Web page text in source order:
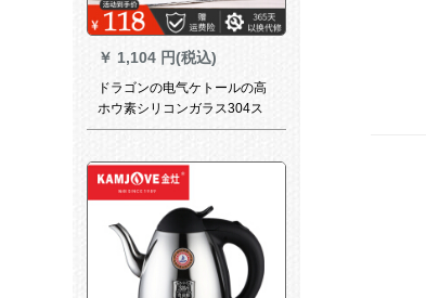
￥ 1,104 円(税込)
ドラゴンの电气ケトールの高
ホウ素シリコンガラス304ス
テアリング1.7 L大容量LD-138